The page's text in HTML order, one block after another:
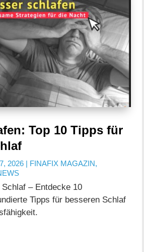
Top 10 Tipps für
2026 | FINAFIX MAGAZIN,
– Entdecke 10
Tipps für besseren Schlaf